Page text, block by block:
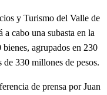
y Turismo del Valle de
cabo una subasta en la
agrupados en 230
de 330 millones de pesos.
de prensa por Juan